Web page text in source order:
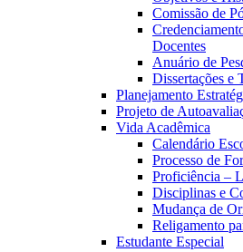
Comissão de
Docentes
Anuário de
Dissertações e
Planejamento
Projeto de
Vida Acadêmica
Calendário
Processo de
Proficiência –
Disciplinas e
Mudança de
Religamento
Estudante Especial